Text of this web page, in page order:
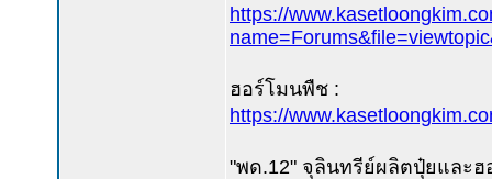
https://
ฮอร์โมนพืช :
https://
"พด.12" จุลินทรีย์ผลิตปุ๋ยและฮ